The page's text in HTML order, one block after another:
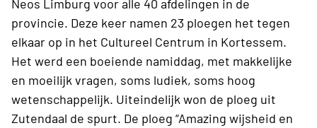
Neos Limburg voor alle 40 afdelingen in de
provincie. Deze keer namen 23 ploegen het tegen
elkaar op in het Cultureel Centrum in Kortessem.
Het werd een boeiende namiddag, met makkelijke
en moeilijk vragen, soms ludiek, soms hoog
wetenschappelijk. Uiteindelijk won de ploeg uit
Zutendaal de spurt. De ploeg “Amazing wijsheid en